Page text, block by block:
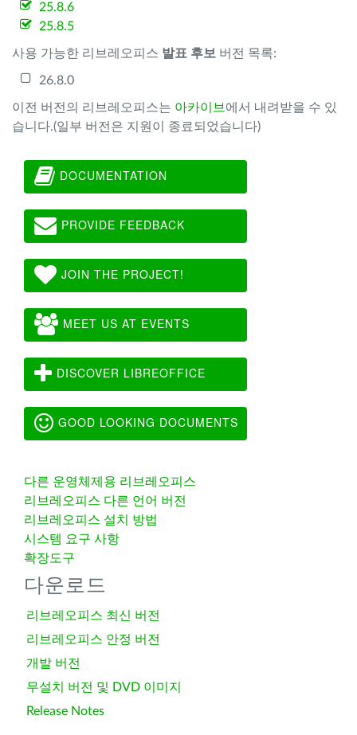
25.8.6
25.8.5
사용 가능한 리브레오피스 발표 후보 버전 목록:
26.8.0
이전 버전의 리브레오피스는 아카이브 에서 내려받을 수 있
습니다.(일부 버전은 지원이 종료되었습니다)
DOCUMENTATION
PROVIDE FEEDBACK
JOIN THE PROJECT!
MEET US AT EVENTS
DISCOVER LIBREOFFICE
GOOD LOOKING DOCUMENTS
다른 운영체제용 리브레오피스
리브레오피스 다른 언어 버전
리브레오피스 설치 방법
시스템 요구 사항
확장도구
다운로드
리브레오피스 최신 버전
리브레오피스 안정 버전
개발 버전
무설치 버전 및 DVD 이미지
Release Notes